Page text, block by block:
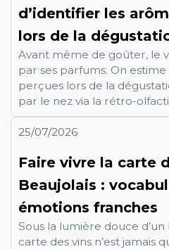
d’identifier les
lors de la
Avant même de goûter, le
par ses parfums. On
perçues lors de la
par le nez via la rétro-
25/07/2026
Faire vivre la carte
Beaujolais :
émotions franches
Sous la lumière douce
carte des vins n’est jamais